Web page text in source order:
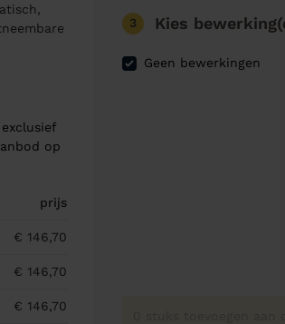
op
prijs
€ 146,70
€ 146,70
€ 146,70
3 Kies
Geen bewerkingen